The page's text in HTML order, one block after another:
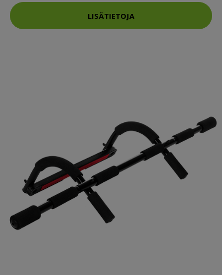
LISÄTIETOJA